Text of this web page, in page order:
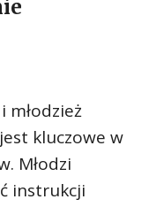
młodzież
kluczowe w
Młodzi
instrukcji